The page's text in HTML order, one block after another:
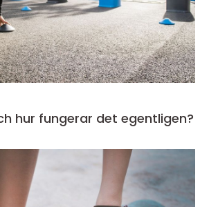
hur fungerar det egentligen?